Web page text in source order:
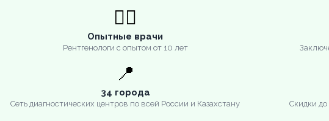
👨‍⚕️
Опытные врачи
Рентгенологи с опытом от 10 лет
📍
34 города
Сеть диагностических центров по всей России и Казахстану Скидки до